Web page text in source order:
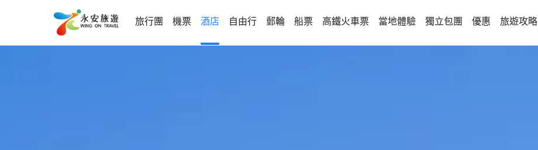
旅行團 機票 酒店 自由行 郵輪 船票 高鐵火車票 當地體驗 獨立包團 優惠 旅遊攻略